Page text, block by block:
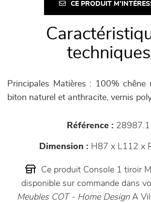
CE PRODUIT
techniques
Principales Matières : 100% chêne
biton naturel et anthracite, vernis
Référence : 28987.1
Dimension : H87 x L112 x
Ce produit Console 1 tiroir
disponible sur commande dans
Meubles COT - Home DesignA